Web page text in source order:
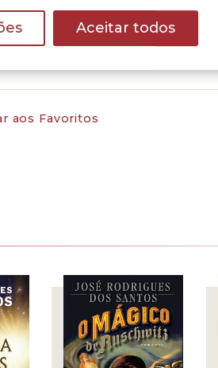
aos Favoritos
Aceitar todos